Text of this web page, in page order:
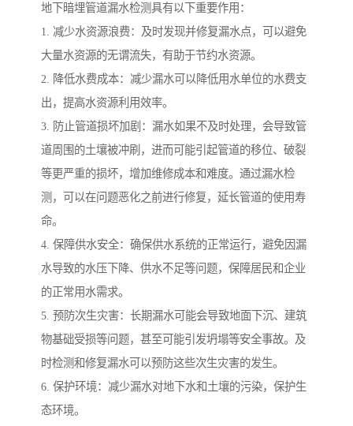
地下暗埋管道漏水检测具有以下重要作用：
1. 减少水资源浪费：及时发现并修复漏水点，可以避免
大量水资源的无谓流失，有助于节约水资源。
2. 降低水费成本：减少漏水可以降低用水单位的水费支
出，提高水资源利用效率。
3. 防止管道损坏加剧：漏水如果不及时处理，会导致管
道周围的土壤被冲刷，进而可能引起管道的移位、破裂
等更严重的损坏，增加维修成本和难度。通过漏水检
测，可以在问题恶化之前进行修复，延长管道的使用寿
命。
4. 保障供水安全：确保供水系统的正常运行，避免因漏
水导致的水压下降、供水不足等问题，保障居民和企业
的正常用水需求。
5. 预防次生灾害：长期漏水可能会导致地面下沉、建筑
物基础受损等问题，甚至可能引发坍塌等安全事故。及
时检测和修复漏水可以预防这些次生灾害的发生。
6. 保护环境：减少漏水对地下水和土壤的污染，保护生
态环境。